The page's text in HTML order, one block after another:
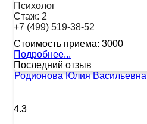
Психолог
Стаж: 2
+7 (499) 519-38-52
Стоимость приема: 3000
Подробнее...
Последний отзыв
Родионова Юлия Васильевна
4.3